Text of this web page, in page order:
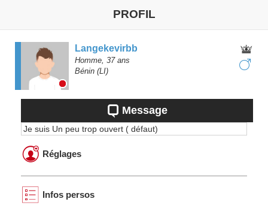
PROFIL
Langekevirbb
Homme, 37ans
Bénin (LI)
Message
Je suis Un peu trop ouvert ( défaut)
Réglages
Infos persos